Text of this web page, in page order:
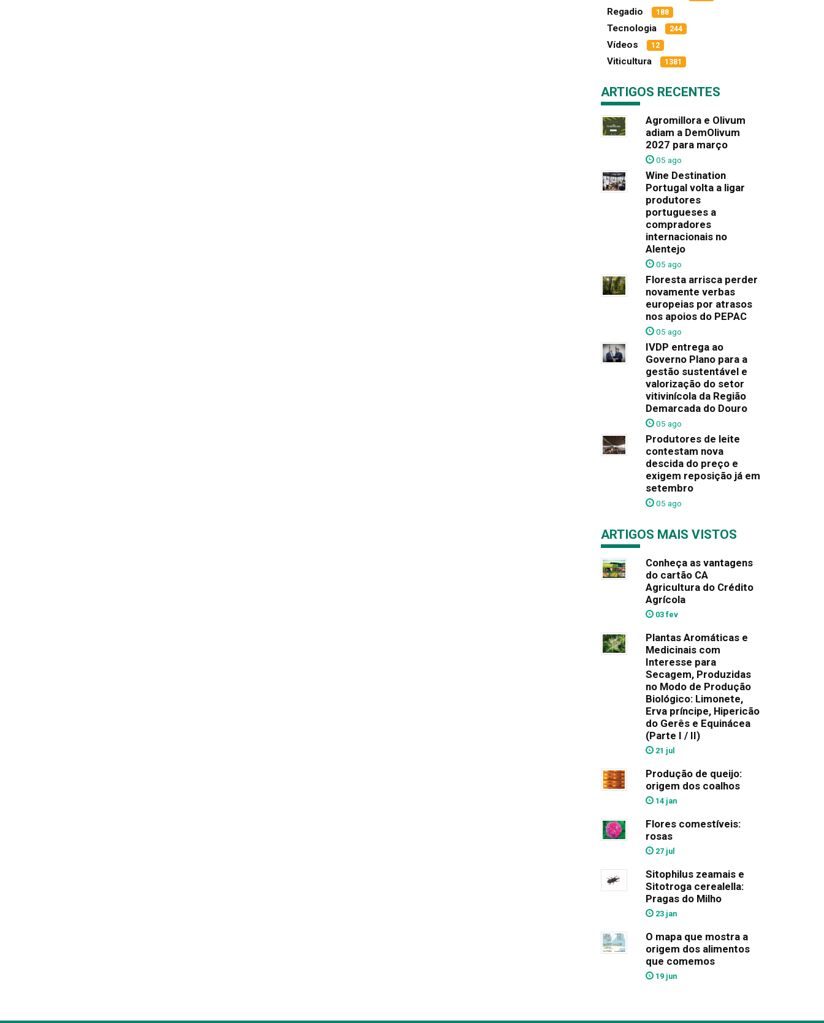
Regadio 188
Tecnologia 244
Vídeos 12
Viticultura 1381
ARTIGOS RECENTES
Agromillora e Olivum
adiam a DemOlivum
2027 para março
05 ago
Wine Destination
Portugal volta a ligar
produtores
portugueses a
compradores
internacionais no
Alentejo
05 ago
Floresta arrisca perder
novamente verbas
europeias por atrasos
nos apoios do PEPAC
05 ago
IVDP entrega ao
Governo Plano para a
gestão sustentável e
valorização do setor
vitivinícola da Região
Demarcada do Douro
05 ago
Produtores de leite
contestam nova
descida do preço e
exigem reposição já em
setembro
05 ago
ARTIGOS MAIS VISTOS
Conheça as vantagens
do cartão CA
Agricultura do Crédito
Agrícola
03 fev
Plantas Aromáticas e
Medicinais com
Interesse para
Secagem, Produzidas
no Modo de Produção
Biológico: Limonete,
Erva príncipe, Hipericão
do Gerês e Equinácea
(Parte I / II)
21 jul
Produção de queijo:
origem dos coalhos
14 jan
Flores comestíveis:
rosas
27 jul
Sitophilus zeamais e
Sitotroga cerealella:
Pragas do Milho
23 jan
O mapa que mostra a
origem dos alimentos
que comemos
19 jun